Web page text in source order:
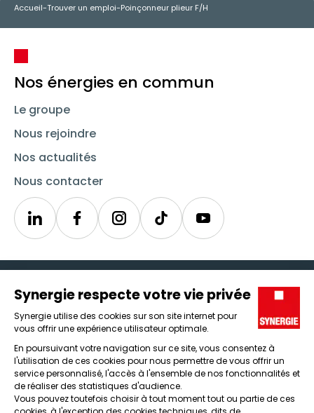
Accueil-Trouver un emploi-Poinçonneur plieur F/H
Nos énergies en commun
Le groupe
Nous rejoindre
Nos actualités
Nous contacter
LinkedinSynergieInstagramTikTok Youtube
Icône d'illustration
Candidats
Entreprises
Icône d'illustration
Nos agences
Icône d'illustration
Conditions générales d'utilisation et mentions légales
Protection des données